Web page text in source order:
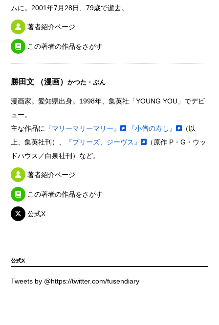
ムに。2001年7月28日、79歳で逝去。
著者紹介ページ
この著者の作品をさがす
勝田文 （漫画）かつた・ぶん
漫画家。愛知県出身。1998年、集英社「YOUNG YOU」でデビ
ュー。
主な作品に 『マリーマリーマリー』 『小僧の寿し』
（以
上、集英社刊）、
『プリーズ、ジーヴス』
（原作 P・G・ウッ
ドハウス／白泉社刊）など。
著者紹介ページ
この著者の作品をさがす
公式X
公式X
Tweets by @https://twitter.com/fusendiary